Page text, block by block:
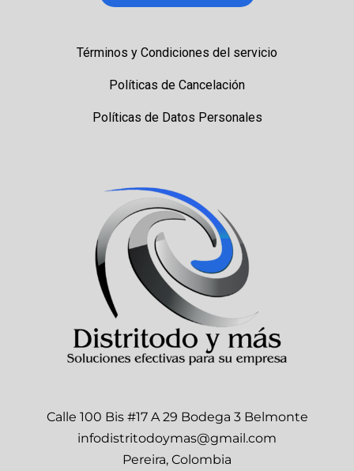
Términos y Condiciones del servicio
Políticas de Cancelación
Políticas de Datos Personales
Calle 100 Bis #17 A 29 Bodega 3 Belmonte
infodistritodoymas@gmail.com
Pereira, Colombia